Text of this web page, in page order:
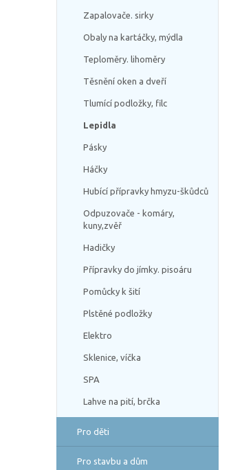
Zapalovače. sirky
Obaly na kartáčky, mýdla
Teploměry. lihoměry
Těsnění oken a dveří
Tlumící podložky, filc
Lepidla
Pásky
Háčky
Hubící přípravky hmyzu-škůdců
Odpuzovače - komáry,
kuny,zvěř
Hadičky
Přípravky do jímky. pisoáru
Pomůcky k šití
Plstěné podložky
Elektro
Sklenice, víčka
SPA
Lahve na pití, brčka
Pro děti
Pro stavbu a dům